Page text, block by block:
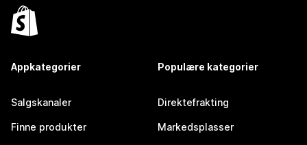
Appkategorier
Salgskanaler
Finne produkter
Populære kategorier
Direktefrakting
Markedsplasser